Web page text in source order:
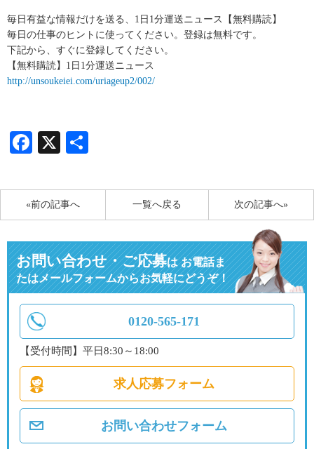
毎日有益な情報だけを送る、1日1分運送ニュース【無料購読】
毎日の仕事のヒントに使ってください。登録は無料です。
下記から、すぐに登録してください。
【無料購読】1日1分運送ニュース
http://unsoukeiei.com/uriageup2/002/
Facebook
X
«前の記事へ 次の記事へ»
一覧へ戻る
お問い合わせ・ご応募はお電話ま
たはメールフォームからお気軽にどうぞ！
0120-565-171
【受付時間】平日8:30～18:00
求人応募フォーム
お問い合わせフォーム